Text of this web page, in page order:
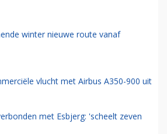
winter nieuwe route vanaf
vlucht met Airbus A350-900 uit
met Esbjerg: 'scheelt zeven